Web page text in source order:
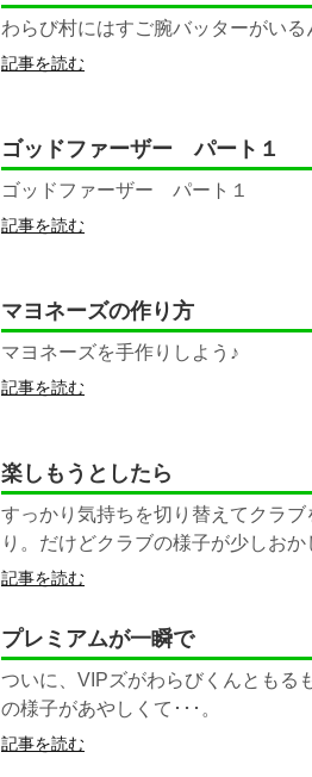
わらび村にはすご腕バッターがいる
記事を読む
ゴッドファーザー パート１
ゴッドファーザー パート１
記事を読む
マヨネーズの作り方
マヨネーズを手作りしよう♪
記事を読む
楽しもうとしたら
すっかり気持ちを切り替えてクラ
り。だけどクラブの様子が少しおか
記事を読む
プレミアムが一瞬で
ついに、VIPズがわらびくんともる
の様子があやしくて･･･。
記事を読む